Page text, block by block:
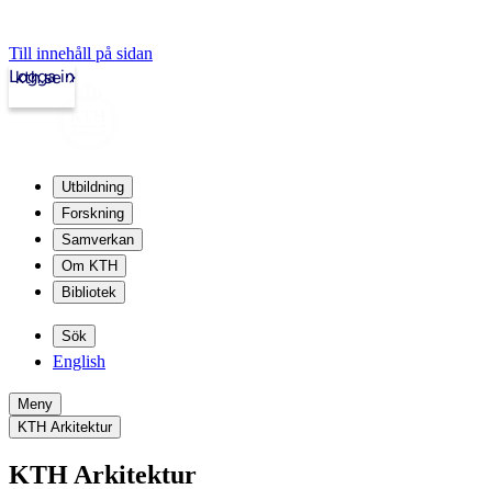
Till innehåll på sidan
kth.se
Logga in
Utbildning
Forskning
Samverkan
Om KTH
Bibliotek
Sök
English
Meny
KTH Arkitektur
KTH Arkitektur